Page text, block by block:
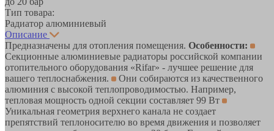
Тип товара:
Радиатор алюминиевый
Описание
Предназначены для отопления помещения. Особенности:
Секционные алюминиевые радиаторы российской компании
отопительного оборудования «Rifar» - лучшее решение для
вашего теплоснабжения.
Они собираются из качественного
алюминия с высокой теплопроводимостью. Например,
тепловая мощность одной секции составляет 99 Вт
Уникальная геометрия верхнего канала не создает
препятствий теплоносителю во время движения и позволяет